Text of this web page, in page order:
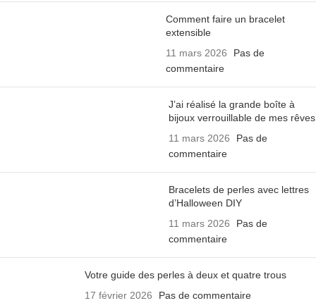
Comment faire un bracelet
extensible
11 mars 2026
Pas de
commentaire
J’ai réalisé la grande boîte à
bijoux verrouillable de mes rêves
11 mars 2026
Pas de
commentaire
Bracelets de perles avec lettres
d’Halloween DIY
11 mars 2026
Pas de
commentaire
Votre guide des perles à deux et quatre trous
17 février 2026
Pas de commentaire